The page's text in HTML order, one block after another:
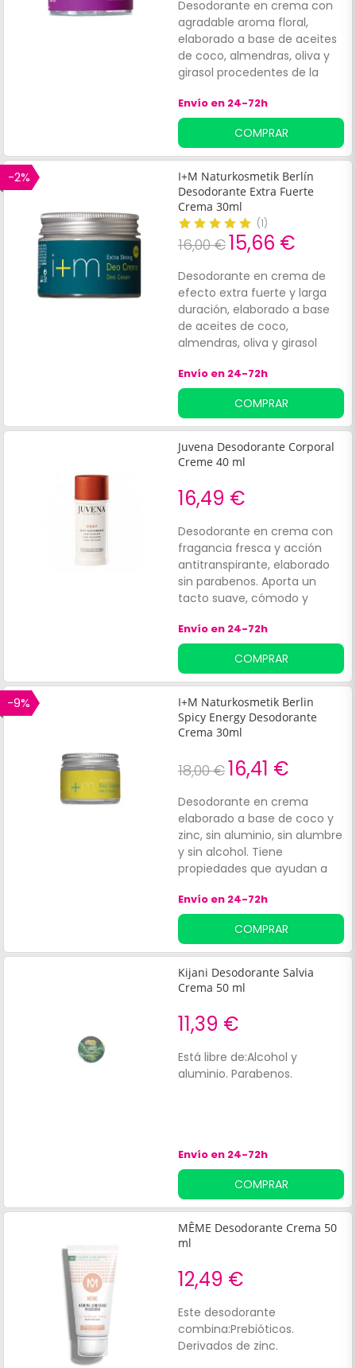
Desodorante en crema con
agradable aroma floral,
elaborado a base de aceites
de coco, almendras, oliva y
girasol procedentes de la
almidón de tapioca y óxido
de zinc, que contribuyen a
absorber la humedad, y
eliminar las bacterias que
producen el mal olor. No
contiene alcohol ni sales de
aluminio.
Envío en 24-72h
COMPRAR
-2%
I+M Naturkosmetik Berlín
Desodorante Extra Fuerte
Crema 30ml
(1)
16,00 €15,66 €
Desodorante en crema de
efecto extra fuerte y larga
duración, elaborado a base
de aceites de coco,
almendras, oliva y girasol
ecológica, almidón de
tapioca y óxido de zinc, que
contribuyen a absorber la
humedad, y eliminar las
bacterias que producen el
mal olor. Especialmente
actividades deportivas
intensas, viajes a países de
mucho calor o personas con
mucha sudoración.
Envío en 24-72h
COMPRAR
Juvena Desodorante Corporal
Creme 40 ml
16,49 €
Desodorante en crema con
fragancia fresca y acción
antitranspirante, elaborado
sin parabenos. Aporta un
tacto suave, cómodo y
sensibles, en hombres y
mujeres.
Envío en 24-72h
COMPRAR
-9%
I+M Naturkosmetik Berlin
Spicy Energy Desodorante
Crema 30ml
18,00 €16,41 €
Desodorante en crema
elaborado a base de coco y
zinc, sin aluminio, sin alumbre
y sin alcohol. Tiene
propiedades que ayudan a
corporal durante horas, sin
afectar la regulación natural
de la transpiración de la piel.
Su contenido de óxido de
zinc ayuda a relajar la piel
sensible de las axilas,
afeitado. Su fórmula también
contiene aceite de
almendras y aceite de oliva
ecológicos que dejan la piel
Envío en 24-72h
COMPRAR
Kijani Desodorante Salvia
Crema 50 ml
11,39 €
Está libre de:Alcohol y
aluminio. Parabenos.
Envío en 24-72h
COMPRAR
MÊME Desodorante Crema 50
ml
12,49 €
Este desodorante
combina:Prebióticos.
Derivados de zinc.